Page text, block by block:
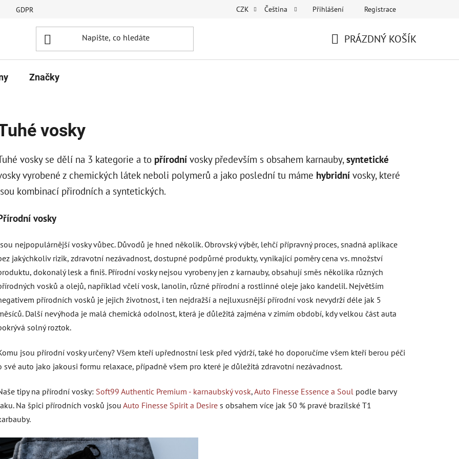
GDPR CZK Čeština Přihlášení Registrace
PRÁZDNÝ KOŠÍK
Značky
vosky
vosky se dělí na 3 kategorie a to přírodní vosky především s obsahem karnauby, syntetické
vyrobené z chemických látek neboli polymerů a jako poslední tu máme hybridní vosky, které
kombinací přirodních a syntetických.
vosky
nejpopulárnější vosky vůbec. Důvodů je hned několik. Obrovský výběr, lehčí přípravný proces, snadná aplikace
jakýchkoliv rizik, zdravotní nezávadnost, dostupné podpůrné produkty, vynikající poměry cena vs. množství
dokonalý lesk a finiš. Přírodní vosky nejsou vyrobeny jen z karnauby, obsahují směs několika různých
vosků a olejů, například včelí vosk, lanolin, různé přírodní a rostlinné oleje jako kandelil. Největším
přírodních vosků je jejich životnost, i ten nejdražší a nejluxusnější přírodní vosk nevydrží déle jak 5
Další nevýhoda je malá chemická odolnost, která je důležitá zajména v zimím období, kdy velkou část auta
solný roztok.
jsou přírodní vosky určeny? Všem kteří upřednostní lesk před výdrží, také ho doporučíme všem kteří berou péči
své auto jako jakousi formu relaxace, případně všem pro které je důležitá zdravotní nezávadnost.
tipy na přírodní vosky: Soft99 Authentic Premium - karnaubský vosk,Auto Finesse Essence a Soul podle barvy
Na špici přírodních vosků jsou Auto Finesse Spirit a Desire s obsahem více jak 50 % pravé brazilské T1